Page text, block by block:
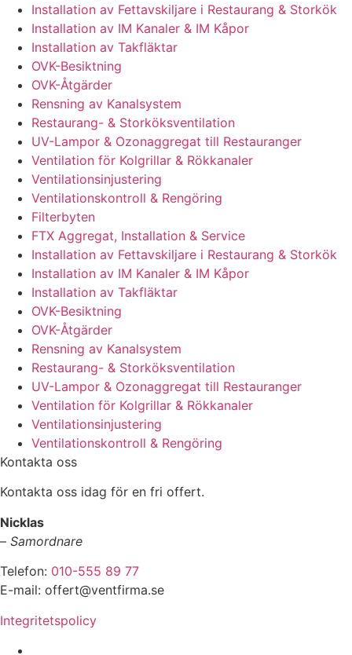
Installation av Fettavskiljare i Restaurang & Storkök
Installation av IM Kanaler & IM Kåpor
Installation av Takfläktar
OVK-Besiktning
OVK-Åtgärder
Rensning av Kanalsystem
Restaurang- & Storköksventilation
UV-Lampor & Ozonaggregat till Restauranger
Ventilation för Kolgrillar & Rökkanaler
Ventilationsinjustering
Ventilationskontroll & Rengöring
Filterbyten
FTX Aggregat, Installation & Service
Installation av Fettavskiljare i Restaurang & Storkök
Installation av IM Kanaler & IM Kåpor
Installation av Takfläktar
OVK-Besiktning
OVK-Åtgärder
Rensning av Kanalsystem
Restaurang- & Storköksventilation
UV-Lampor & Ozonaggregat till Restauranger
Ventilation för Kolgrillar & Rökkanaler
Ventilationsinjustering
Ventilationskontroll & Rengöring
Kontakta oss
Kontakta oss idag för en fri offert.
Nicklas
– Samordnare
Telefon: 010-555 89 77
E-mail: offert@ventfirma.se
Integritetspolicy